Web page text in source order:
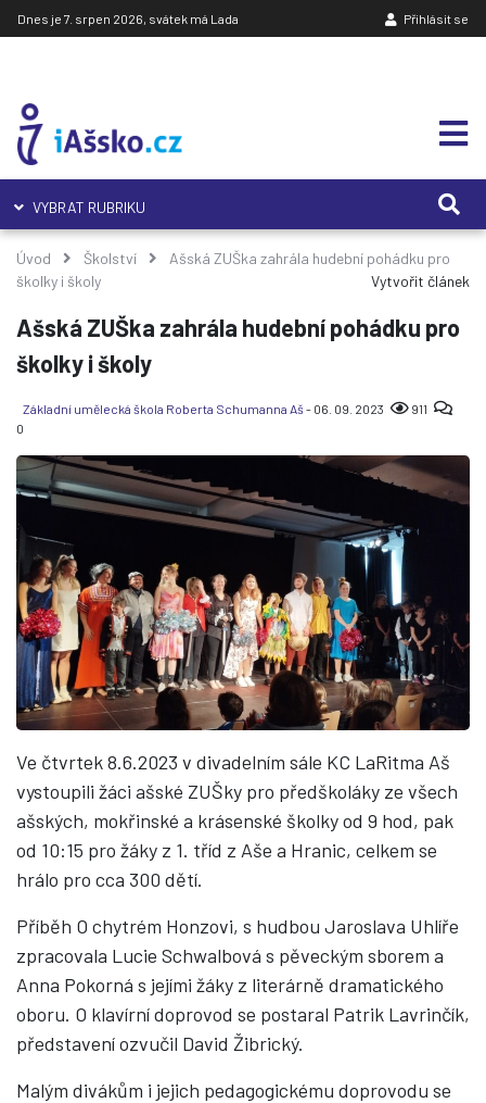
Dnes je 7. srpen 2026, svátek má Lada Přihlásit se
VYBRAT RUBRIKU
Úvod Školství
Ašská ZUŠka zahrála hudební pohádku pro
školky i školy
Vytvořit článek
Ašská ZUŠka zahrála hudební pohádku pro
školky i školy
Základní umělecká škola Roberta Schumanna Aš - 06. 09. 2023
911
0
Ve čtvrtek 8.6.2023 v divadelním sále KC LaRitma Aš
vystoupili žáci ašské ZUŠky pro předškoláky ze všech
ašských, mokřinské a krásenské školky od 9 hod, pak
od 10:15 pro žáky z 1. tříd z Aše a Hranic, celkem se
hrálo pro cca 300 dětí.
Příběh O chytrém Honzovi, s hudbou Jaroslava Uhlíře
zpracovala Lucie Schwalbová s pěveckým sborem a
Anna Pokorná s jejími žáky z literárně dramatického
oboru. O klavírní doprovod se postaral Patrik Lavrinčík,
představení ozvučil David Žibrický.
Malým divákům i jejich pedagogickému doprovodu se